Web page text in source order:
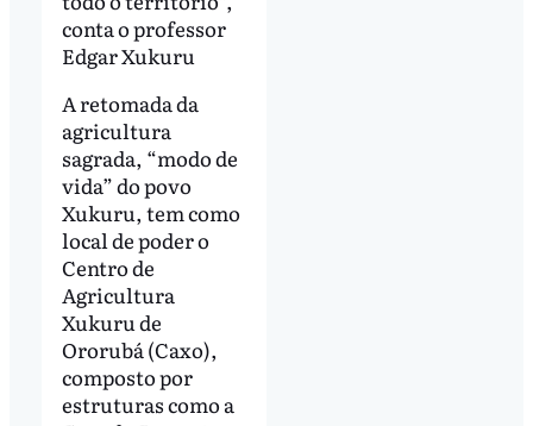
conta o professor
Edgar Xukuru
A retomada da
agricultura
sagrada, “modo de
vida” do povo
Xukuru, tem como
local de poder o
Centro de
Agricultura
Xukuru de
Ororubá (Caxo),
composto por
estruturas como a